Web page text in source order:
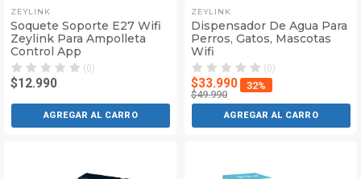
ZEYLINK
Soquete Soporte E27 Wifi
Zeylink Para Ampolleta
Control App
(0)
$12.990
AGREGAR AL CARRO
ZEYLINK
Dispensador De Agua Para
Perros, Gatos, Mascotas
Wifi
(0)
$33.990
$49.990
32%
AGREGAR AL CARRO